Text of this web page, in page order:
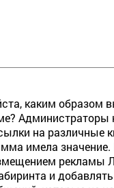
каким образом
Администраторы
на различные
имела
рекламы
и